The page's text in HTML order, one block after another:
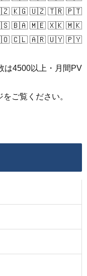
🇰🇬 🇺🇿 🇹🇷 🇵🇹
🇧🇦 🇲🇪 🇽🇰 🇲🇰
🇨🇱 🇦🇷 🇺🇾 🇵🇾
は4500以上・月間PV
ご覧ください。